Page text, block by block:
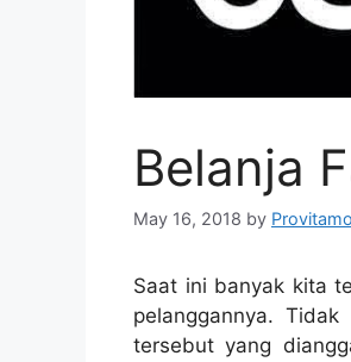
Belanja
May 16, 2018 by
Saat ini banyak kita
pelanggannya.
tersebut yang